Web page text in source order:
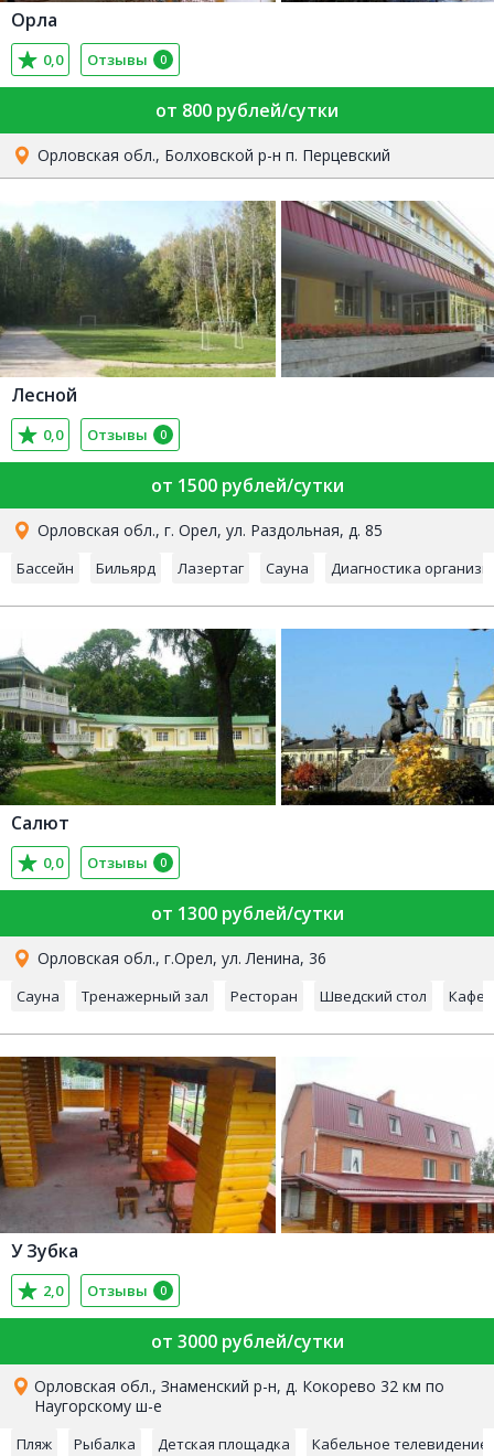
Орла
0,0 Отзывы 0
от 800 рублей/сутки
Орловская обл., Болховской р-н п. Перцевский
Лесной
0,0 Отзывы 0
от 1500 рублей/сутки
Орловская обл., г. Орел, ул. Раздольная, д. 85
Бассейн Бильярд Лазертаг Сауна Диагностика
Салют
0,0 Отзывы 0
от 1300 рублей/сутки
Орловская обл., г.Орел, ул. Ленина, 36
Сауна Тренажерный зал Ресторан Шведский стол Кафе
У Зубка
2,0 Отзывы 0
от 3000 рублей/сутки
Орловская обл., Знаменский р-н, д. Кокорево 32 км по
Наугорскому ш-е
Пляж Рыбалка Детская площадка Кабельное телевидение